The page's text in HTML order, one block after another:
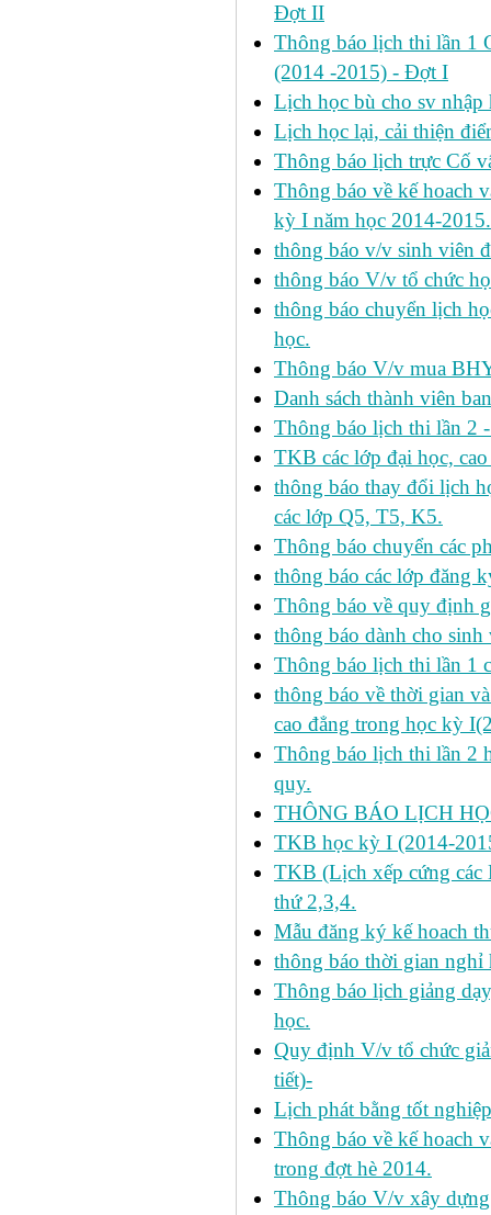
Đợt II
Thông báo lịch thi lần 1
(2014 -2015) - Đợt I
Lịch học bù cho sv
Lịch học lại, cải thiện
Thông báo lịch trực Cố
Thông báo về kế hoach
kỳ I năm học 2014-2015.
thông báo v/v sinh viên
thông báo V/v tổ chức
thông báo chuyển lịch
học.
Thông báo V/v mua
Danh sách thành viên
Thông báo lịch thi lần 2
TKB các lớp đại học,
thông báo thay đổi lịch
các lớp Q5, T5, K5.
Thông báo chuyển các
thông báo các lớp đăng
Thông báo về quy định
thông báo dành cho
Thông báo lịch thi lần 1
thông báo về thời gian
cao đẳng trong học kỳ
Thông báo lịch thi lần 2
quy.
THÔNG BÁO LỊCH
TKB học kỳ I (2014-
TKB (Lịch xếp cứng các
thứ 2,3,4.
Mẫu đăng ký kế hoach
thông báo thời gian
Thông báo lịch giảng
học.
Quy định V/v tổ chức
tiết)-
Lịch phát bằng tốt
Thông báo về kế hoach
trong đợt hè 2014.
Thông báo V/v xây